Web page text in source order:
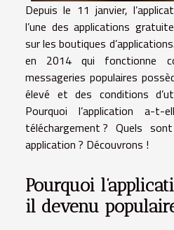
Depuis le 11 janvier,
l’une des applications
sur les boutiques
en 2014 qui fonctionne
messageries populaires
élevé et des conditions
Pourquoi l’application a-
téléchargement ? Quels
application ? Découvrons !
Pourquoi
il devenu